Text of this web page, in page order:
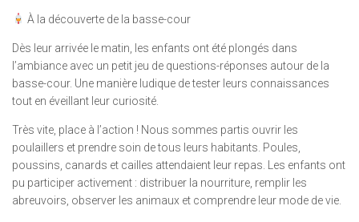
À la découverte de la basse-cour
Dès leur arrivée le matin, les enfants ont été plongés dans
l’ambiance avec un petit jeu de questions-réponses autour de la
basse-cour. Une manière ludique de tester leurs connaissances
tout en éveillant leur curiosité.
Très vite, place à l’action ! Nous sommes partis ouvrir les
poulaillers et prendre soin de tous leurs habitants. Poules,
poussins, canards et cailles attendaient leur repas. Les enfants ont
pu participer activement : distribuer la nourriture, remplir les
abreuvoirs, observer les animaux et comprendre leur mode de vie.